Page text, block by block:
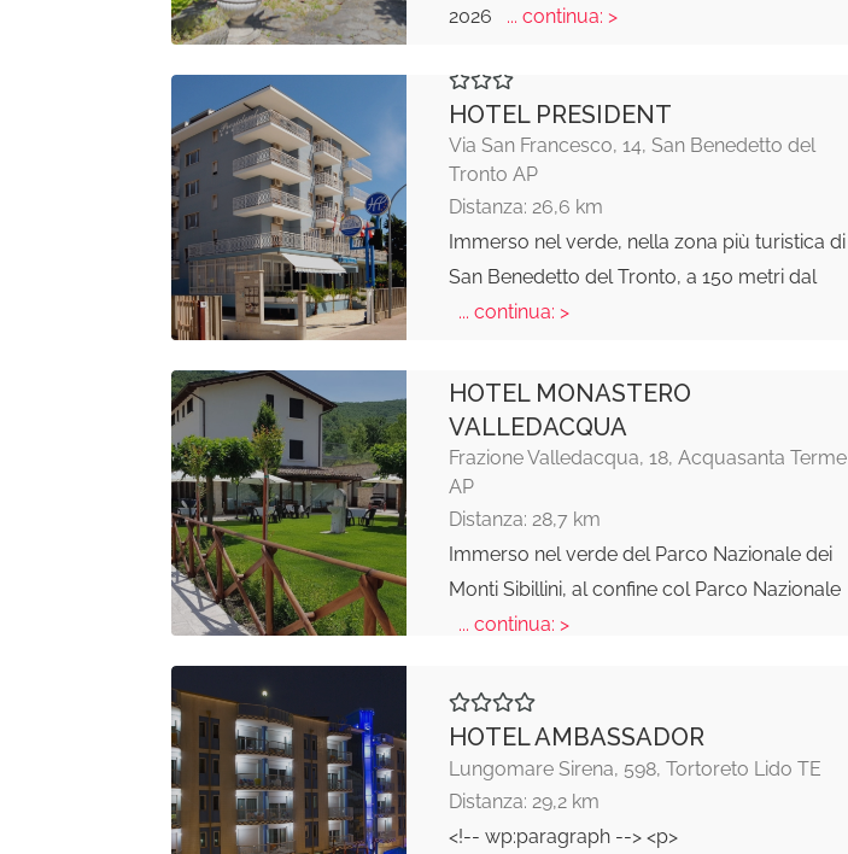
2026
... continua: >
HOTEL PRESIDENT
Via San Francesco, 14, San Benedetto del
Tronto AP
Distanza: 26,6 km
Immerso nel verde, nella zona più turistica di
San Benedetto del Tronto, a 150 metri dal
... continua: >
HOTEL MONASTERO
VALLEDACQUA
Frazione Valledacqua, 18, Acquasanta Terme
AP
Distanza: 28,7 km
Immerso nel verde del Parco Nazionale dei
Monti Sibillini, al confine col Parco Nazionale
... continua: >
HOTEL AMBASSADOR
Lungomare Sirena, 598, Tortoreto Lido TE
Distanza: 29,2 km
<!-- wp:paragraph --> <p>